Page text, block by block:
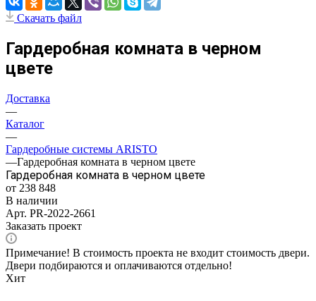
Скачать файл
Гардеробная комната в черном
цвете
Доставка
—
Каталог
—
Гардеробные системы ARISTO
—Гардеробная комната в черном цвете
Гардеробная комната в черном цвете
от 238 848
В наличии
Арт. PR-2022-2661
Заказать проект
Примечание! В стоимость проекта не входит стоимость двери.
Двери подбираются и оплачиваются отдельно!
Хит